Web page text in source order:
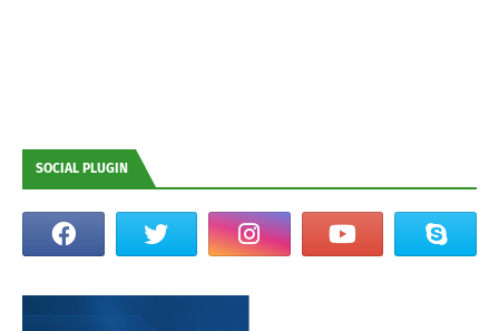
SOCIAL PLUGIN